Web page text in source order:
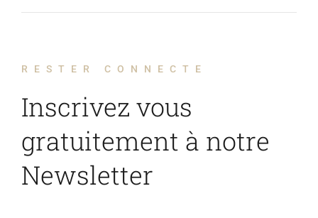
R E S T E R C O N N E C T E
Inscrivez vous
gratuitement à notre
Newsletter